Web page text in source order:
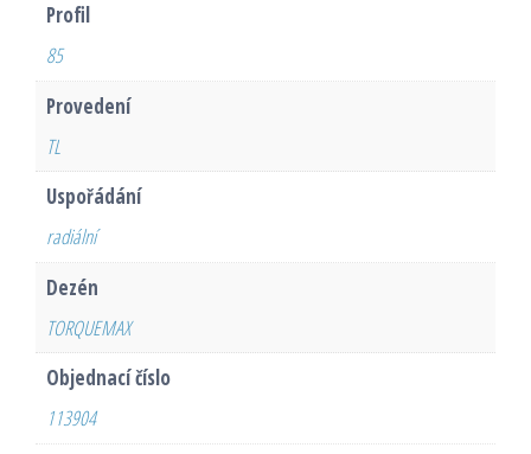
Profil
85
Provedení
TL
Uspořádání
radiální
Dezén
TORQUEMAX
Objednací číslo
113904